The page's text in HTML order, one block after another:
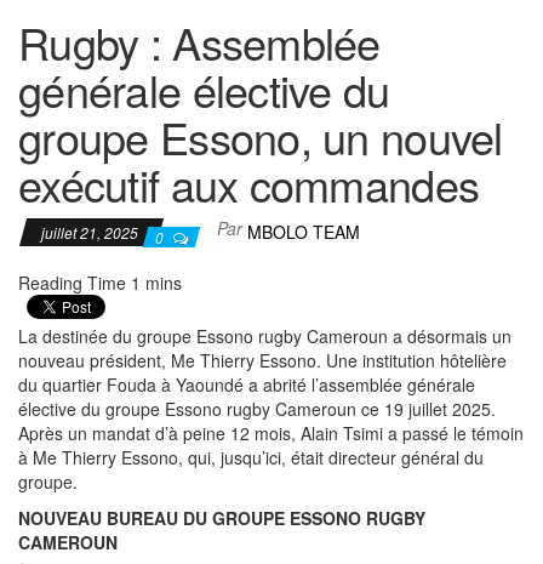
Rugby : Assemblée
générale élective du
groupe Essono, un nouvel
exécutif aux commandes
juillet 21, 2025 0 Par MBOLO TEAM
La destinée du groupe Essono rugby Cameroun a désormais un
nouveau président, Me Thierry Essono. Une institution hôtelière
du quartier Fouda à Yaoundé a abrité l’assemblée générale
élective du groupe Essono rugby Cameroun ce 19 juillet 2025.
Après un mandat d’à peine 12 mois, Alain Tsimi a passé le témoin
à Me Thierry Essono, qui, jusqu’ici, était directeur général du
groupe.
NOUVEAU BUREAU DU GROUPE ESSONO RUGBY
CAMEROUN